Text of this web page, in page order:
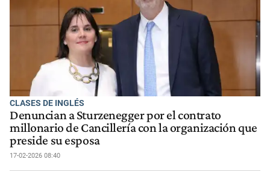
CLASES DE INGLÉS
Denuncian a Sturzenegger por el contrato
millonario de Cancillería con la organización que
preside su esposa
17-02-2026 08:40